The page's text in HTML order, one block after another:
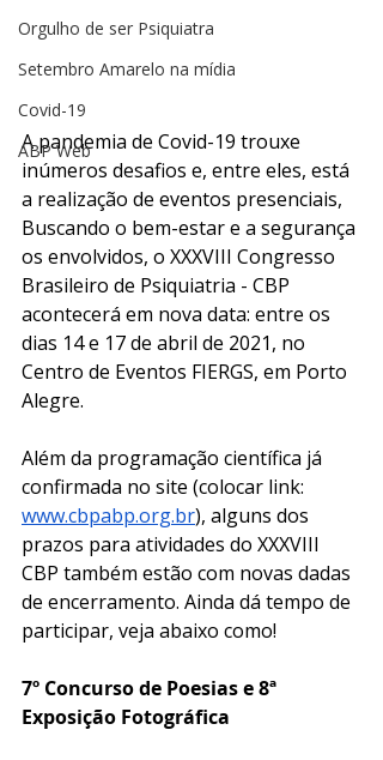
Orgulho de ser Psiquiatra
Setembro Amarelo na mídia
Covid-19
ABP Web
A pandemia de Covid-19 trouxe
inúmeros desafios e, entre eles, está
a realização de eventos presenciais,
Buscando o bem-estar e a segurança
os envolvidos, o XXXVIII Congresso
Brasileiro de Psiquiatria - CBP
acontecerá em nova data: entre os
dias 14 e 17 de abril de 2021, no
Centro de Eventos FIERGS, em Porto
Alegre.
Além da programação científica já
confirmada no site (colocar link:
www.cbpabp.org.br), alguns dos
prazos para atividades do XXXVIII
CBP também estão com novas dadas
de encerramento. Ainda dá tempo de
participar, veja abaixo como!
7º Concurso de Poesias e 8ª
Exposição Fotográfica